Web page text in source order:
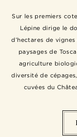
Sur les premiers
Lépine dirige le
d’hectares de
paysages de
agriculture
diversité de
cuvées du